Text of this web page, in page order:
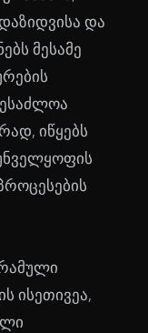
და
მესამე
იწყებს
ისეთივეა,